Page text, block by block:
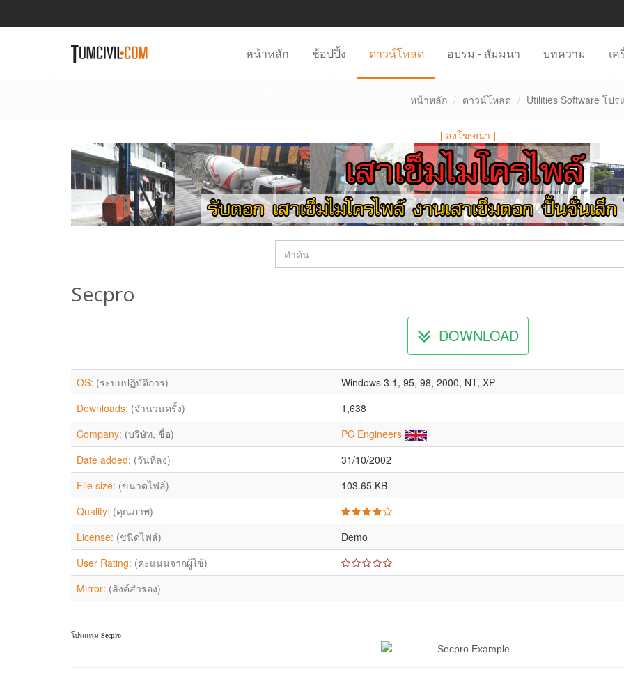
หน้าหลัก ช้อปปิ้ง ดาวน์โหลด อบรม - สัมมนา บทความ เ
หน้าหลัก ดาวน์โหลด Utilities Software โป
[ ลงโฆษณา ]
Secpro
DOWNLOAD
OS: (ระบบปฏิบัติการ)
Windows 3.1, 95, 98, 2000, NT, XP
Downloads: (จำนวนครั้ง)
1,638
Company: (บริษัท, ชื่อ)
PC Engineers
Date added: (วันที่ลง)
31/10/2002
File size: (ขนาดไฟล์)
103.65 KB
Quality: (คุณภาพ)
License: (ชนิดไฟล์)
Demo
User Rating: (คะแนนจากผู้ใช้)
Mirror: (ลิงค์สำรอง)
โปรแกรม Secpro